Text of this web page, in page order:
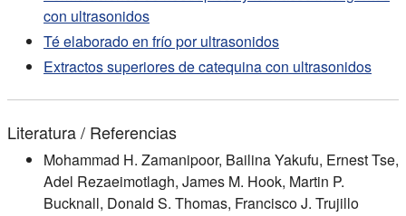
con ultrasonidos
Té elaborado en frío por ultrasonidos
Extractos superiores de catequina con ultrasonidos
Literatura / Referencias
Mohammad H. Zamanipoor, Bailina Yakufu, Ernest Tse,
Adel Rezaeimotlagh, James M. Hook, Martin P.
Bucknall, Donald S. Thomas, Francisco J. Trujillo